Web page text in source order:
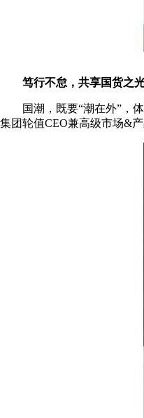
笃行不怠，共享国货之
国潮，既要“潮在外”，体
集团轮值CEO兼高级市场&